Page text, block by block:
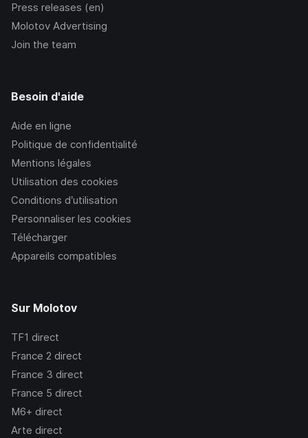
Press releases (en)
Molotov Advertising
Join the team
Besoin d'aide
Aide en ligne
Politique de confidentialité
Mentions légales
Utilisation des cookies
Conditions d’utilisation
Personnaliser les cookies
Télécharger
Appareils compatibles
Sur Molotov
TF1 direct
France 2 direct
France 3 direct
France 5 direct
M6+ direct
Arte direct